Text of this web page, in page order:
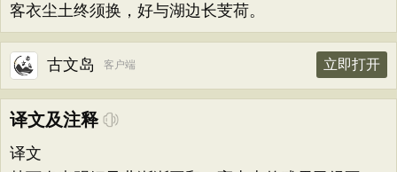
客衣尘土终须换，好与湖边长芰荷。
古文岛 客户端 立即打开
译文及注释
译文